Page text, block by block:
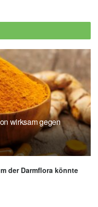
of Lipophilic
a New Option for
sciencedirect.com
Halle-Wittenberg:
für neue
(Abruf: 25.11.2019),
halle.de
wirksam gegen
der Darmflora könnte